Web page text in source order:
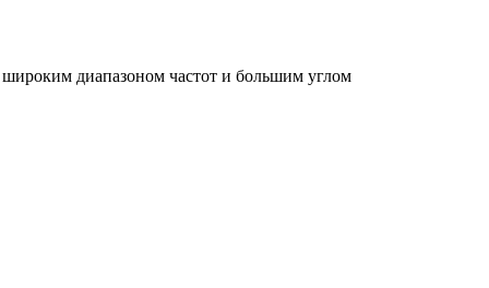
диапазоном частот и большим углом